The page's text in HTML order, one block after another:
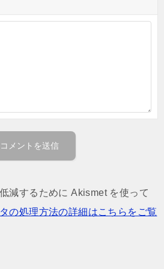
減するために Akismet を使って
の処理方法の詳細はこちらをご覧